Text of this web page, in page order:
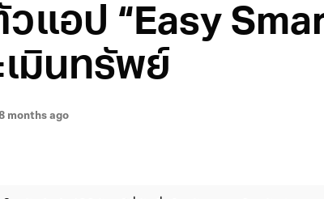
วแอป “Easy
มินทรัพย์
months ago